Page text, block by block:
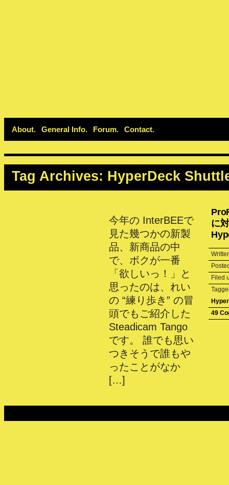
About General Info Forum Contact
Tag Archives: HyperDeck
に
Filed
49
今年の InterBEEで
見た幾つかの新製
品、新商品の中
で、ボクが一番
「欲しいっ！」と
思ったのは、れい
の “練り歩き” の冒
頭でもご紹介した
Steadicam Tango
です。 誰でも思い
つきそうで誰もや
ったことがなか
[…]